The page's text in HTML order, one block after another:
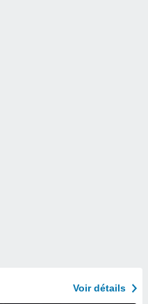
Voir détails